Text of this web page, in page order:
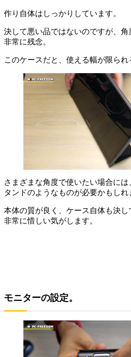
作り自体はしっかりしています。
決して悪い品ではないのですが、
非常に残念。
このケースだと、使える幅が限られ
さまざまな角度で使いたい場合に
タンドのようなものが必要かもしれ
本体の質が良く、ケース自体も決
非常に惜しい気がします。
モニターの設定。